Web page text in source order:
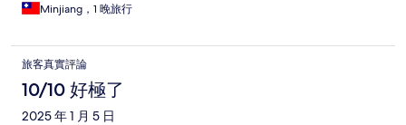
Minjiang，1 晚旅行
旅客真實評論
10/10 好極了
2025 年 1 月 5 日